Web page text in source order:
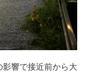
響で接近前から大